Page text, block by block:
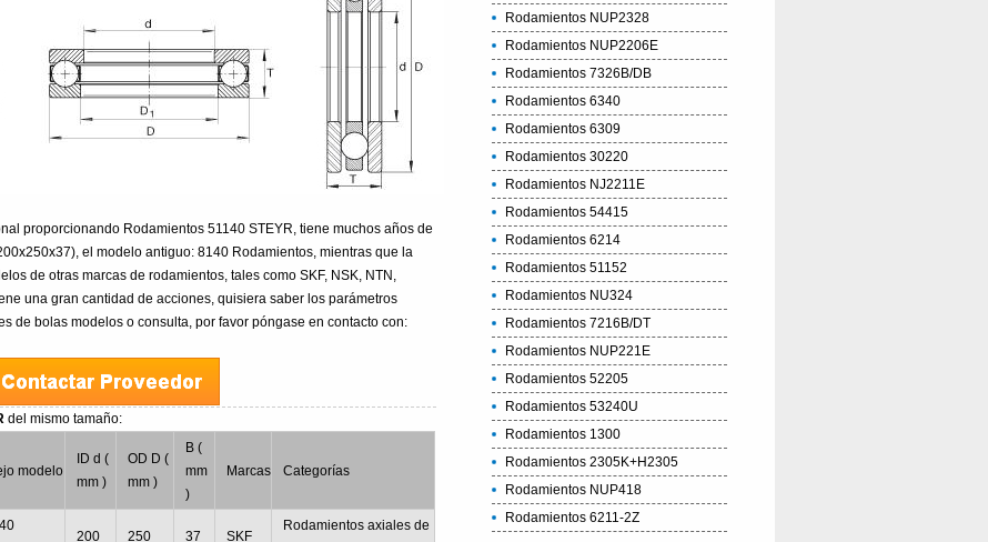
proporcionando Rodamientos 51140 STEYR, tiene muchos años de
el modelo antiguo: 8140 Rodamientos, mientras que la
de otras marcas de rodamientos, tales como SKF, NSK, NTN,
una gran cantidad de acciones, quisiera saber los parámetros
de bolas modelos o consulta, por favor póngase en contacto con:
del mismo tamaño:
modelo
ID d (
mm )
OD D (
mm )
B (
mm
)
Marcas Categorías
200 250 37 SKF
Rodamientos axiales de
Rodamientos NUP2328
Rodamientos NUP2206E
Rodamientos 7326B/DB
Rodamientos 6340
Rodamientos 6309
Rodamientos 30220
Rodamientos NJ2211E
Rodamientos 54415
Rodamientos 6214
Rodamientos 51152
Rodamientos NU324
Rodamientos 7216B/DT
Rodamientos NUP221E
Rodamientos 52205
Rodamientos 53240U
Rodamientos 1300
Rodamientos 2305K+H2305
Rodamientos NUP418
Rodamientos 6211-2Z